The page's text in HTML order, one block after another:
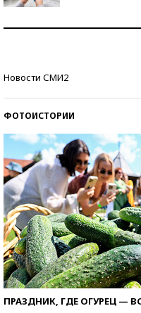
Новости СМИ2
ФОТОИСТОРИИ
ПРАЗДНИК, ГДЕ ОГУРЕЦ —